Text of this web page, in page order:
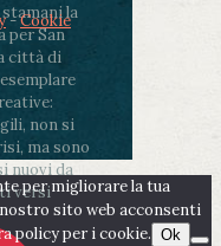
la
per San
città di
non si
ma sono
nuovi da
versi
-Cookie
per migliorare la tua
sito web acconsenti
policy per i cookie. Ok